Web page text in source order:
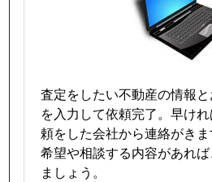
査定をしたい不動産の情報
を入力して依頼完了。早け
頼をした会社から連絡がきま
希望や相談する内容があれ
ましょう。